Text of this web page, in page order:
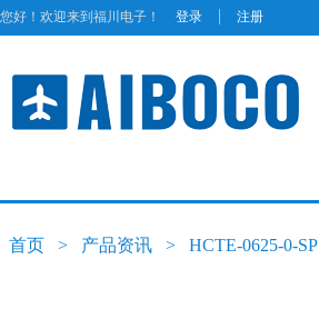
您好！欢迎来到福川电子！ 登录 | 注册
首页 > 产品资讯 > HCTE-0625-0-SP